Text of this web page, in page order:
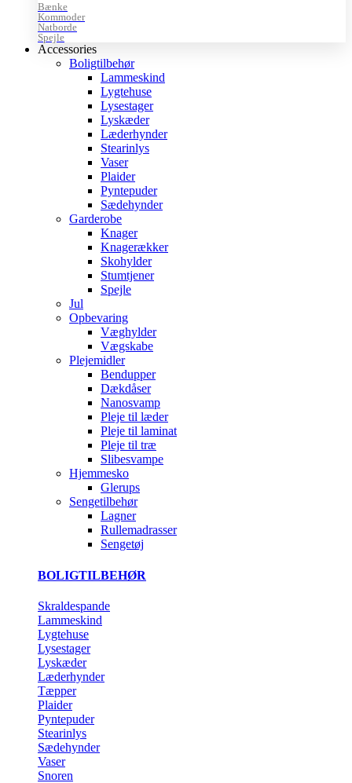
Bænke
Kommoder
Natborde
Spejle
Accessories
Boligtilbehør
Lammeskind
Lygtehuse
Lysestager
Lyskæder
Læderhynder
Stearinlys
Vaser
Plaider
Pyntepuder
Sædehynder
Garderobe
Knager
Knagerækker
Skohylder
Stumtjener
Spejle
Jul
Opbevaring
Væghylder
Vægskabe
Plejemidler
Bendupper
Dækdåser
Nanosvamp
Pleje til læder
Pleje til laminat
Pleje til træ
Slibesvampe
Hjemmesko
Glerups
Sengetilbehør
Lagner
Rullemadrasser
Sengetøj
BOLIGTILBEHØR
Skraldespande
Lammeskind
Lygtehuse
Lysestager
Lyskæder
Læderhynder
Tæpper
Plaider
Pyntepuder
Stearinlys
Sædehynder
Vaser
Snoren